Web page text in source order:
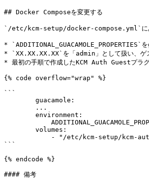
## Docker Composeを変更する
`/etc/kcm-setup/docker-compose.yml`にあ
*
* `XX.XX.XX.XX`を「admin」として扱い、ゲス
* 最初の手順で作成したKCM Auth Guestプラグ
{% code overflow="wrap" %}
```
```
{% endcode %}
#### 備考